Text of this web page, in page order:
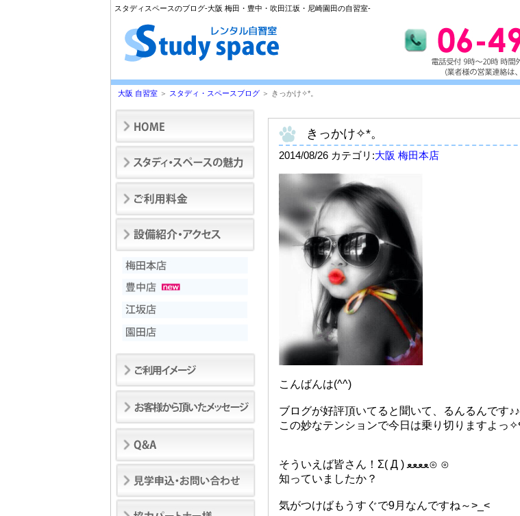
スタディスペースのブログ-大阪 梅田・豊中・吹田江坂・尼崎園田の自習室-
大阪 自習室 ＞ スタディ・スペースブログ ＞ きっかけ✧*。
きっかけ✧*。
2014/08/26 カテゴリ:大阪 梅田本店
こんばんは(^^)
ブログが好評頂いてると聞いて、るんるんです♪♪
そういえば皆さん！Σ( Д ) ﻌﻌﻌﻌ⊙ ⊙
知っていましたか？
気がつけばもうすぐで9月なんですね～>_<